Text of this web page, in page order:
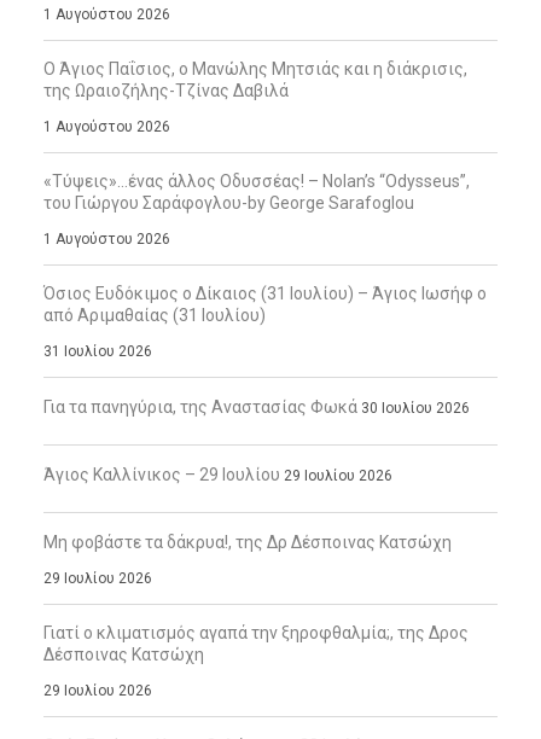
1 Αυγούστου 2026
Ο Άγιος Παΐσιος, ο Μανώλης Μητσιάς και η διάκρισις,
της Ωραιοζήλης-Τζίνας Δαβιλά
1 Αυγούστου 2026
«Τύψεις»…ένας άλλος Οδυσσέας! – Nolan’s “Odysseus”,
του Γιώργου Σαράφογλου-by George Sarafoglou
1 Αυγούστου 2026
Όσιος Ευδόκιμος ο Δίκαιος (31 Ιουλίου) – Άγιος Ιωσήφ ο
από Αριμαθαίας (31 Ιουλίου)
31 Ιουλίου 2026
Για τα πανηγύρια, της Αναστασίας Φωκά 30 Ιουλίου 2026
Άγιος Καλλίνικος – 29 Ιουλίου 29 Ιουλίου 2026
Μη φοβάστε τα δάκρυα!, της Δρ Δέσποινας Κατσώχη
29 Ιουλίου 2026
Γιατί ο κλιματισμός αγαπά την ξηροφθαλμία;, της Δρος
Δέσποινας Κατσώχη
29 Ιουλίου 2026